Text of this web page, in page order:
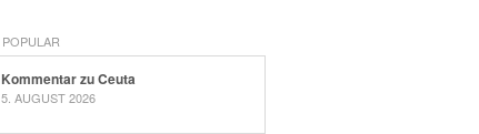
POPULAR
Kommentar zu Ceuta
5. AUGUST 2026